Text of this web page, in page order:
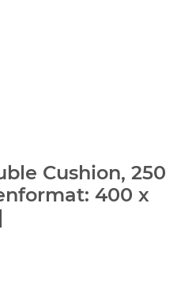
Cushion, 250
400 x